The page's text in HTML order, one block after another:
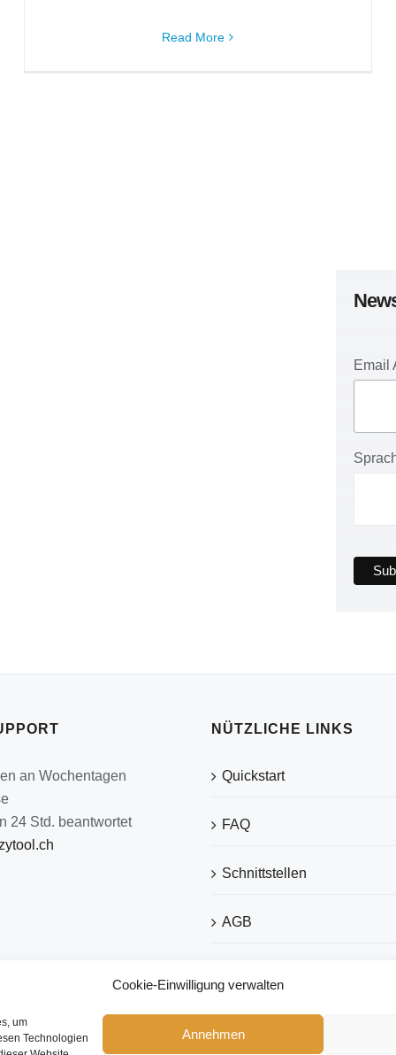
Cookie-Einwilligung verwalten
um
Technologien
Annehmen
Read More
Email
an Wochentagen
24 Std. beantwortet
NÜTZLICHE LINKS
Quickstart
FAQ
Schnittstellen
AGB
Impressum